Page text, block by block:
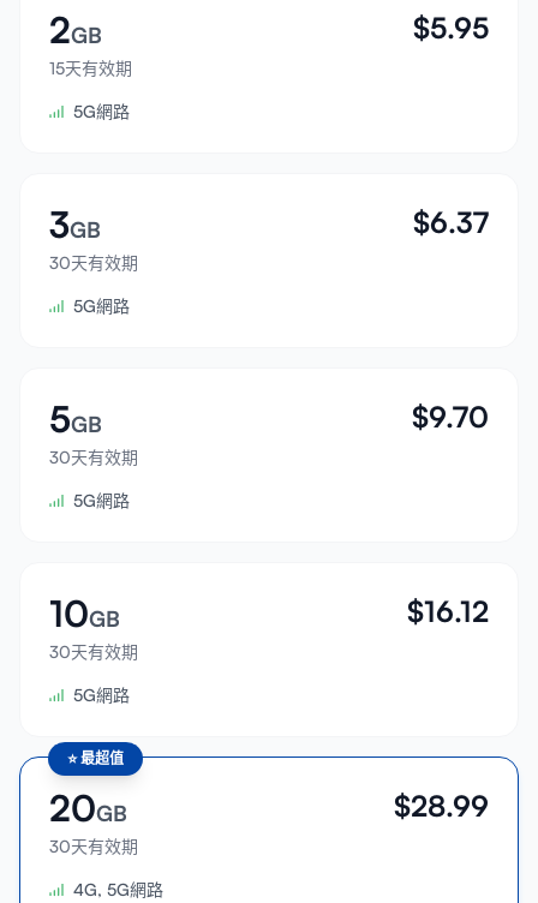
支援
裝置相容性
登入
2GB
15天有效期
$5.95
5G網路
3GB
30天有效期
$6.37
5G網路
5GB
30天有效期
$9.70
5G網路
10GB
30天有效期
$16.12
5G網路
⭐最超值
20GB
30天有效期
$28.99
4G, 5G網路